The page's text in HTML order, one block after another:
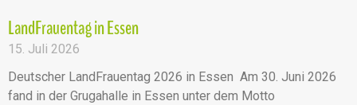
LandFrauentag in Essen
15. Juli 2026
Deutscher LandFrauentag 2026 in Essen Am 30. Juni 2026
fand in der Grugahalle in Essen unter dem Motto